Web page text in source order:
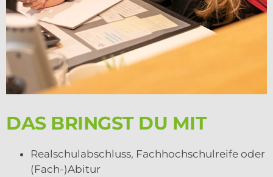
DAS BRINGST DU MIT
Realschulabschluss, Fachhochschulreife oder
(Fach-)Abitur